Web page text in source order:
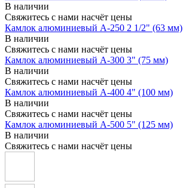
В наличии
Свяжитесь с нами насчёт цены
Камлок алюминиевый A-250 2 1/2" (63 мм)
В наличии
Свяжитесь с нами насчёт цены
Камлок алюминиевый A-300 3" (75 мм)
В наличии
Свяжитесь с нами насчёт цены
Камлок алюминиевый A-400 4" (100 мм)
В наличии
Свяжитесь с нами насчёт цены
Камлок алюминиевый A-500 5" (125 мм)
В наличии
Свяжитесь с нами насчёт цены